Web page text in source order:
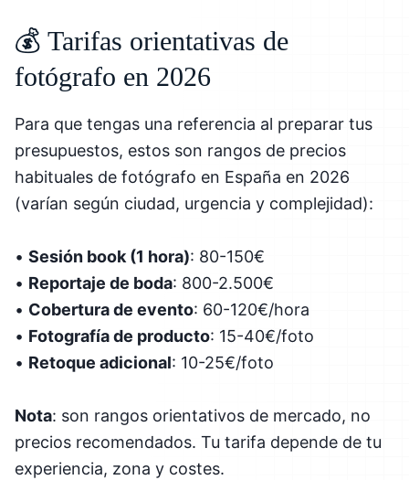
💰 Tarifas orientativas de
fotógrafo en 2026
Para que tengas una referencia al preparar tus
presupuestos, estos son rangos de precios
habituales de fotógrafo en España en 2026
(varían según ciudad, urgencia y complejidad):
• Sesión book (1 hora): 80-150€
• Reportaje de boda: 800-2.500€
• Cobertura de evento: 60-120€/hora
• Fotografía de producto: 15-40€/foto
• Retoque adicional: 10-25€/foto
Nota: son rangos orientativos de mercado, no
precios recomendados. Tu tarifa depende de tu
experiencia, zona y costes.